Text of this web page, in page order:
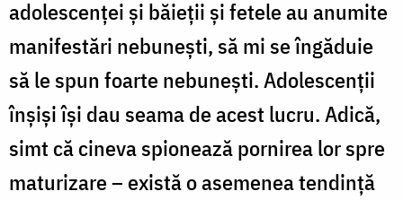
adolescenţei şi băieţii şi fetele au anumite
manifestări nebuneşti, să mi se îngăduie
să le spun foarte nebuneşti. Adolescenţii
înşişi îşi dau seama de acest lucru. Adică,
simt că cineva spionează pornirea lor spre
maturizare – există o asemenea tendinţă